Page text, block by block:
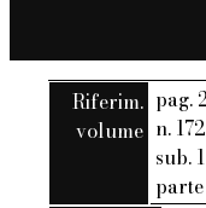
Riferim.
volume
pag.
n.
sub. 1